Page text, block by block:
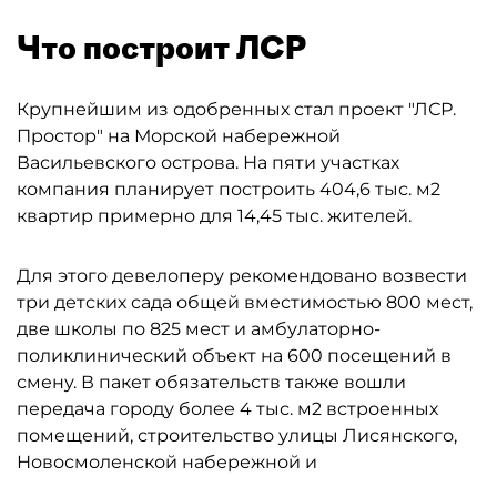
Что построит ЛСР
Крупнейшим из одобренных стал проект "ЛСР.
Простор" на Морской набережной
Васильевского острова. На пяти участках
компания планирует построить 404,6 тыс. м2
квартир примерно для 14,45 тыс. жителей.
Для этого девелоперу рекомендовано возвести
три детских сада общей вместимостью 800 мест,
две школы по 825 мест и амбулаторно-
поликлинический объект на 600 посещений в
смену. В пакет обязательств также вошли
передача городу более 4 тыс. м2 встроенных
помещений, строительство улицы Лисянского,
Новосмоленской набережной и